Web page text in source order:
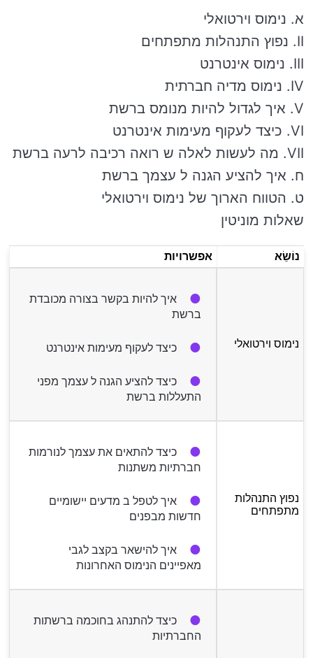
א. נימוס וירטואלי
II. נפוץ התנהלות מתפתחים
III. נימוס אינטרנט
IV. נימוס מדיה חברתית
V. איך לגדול להיות מנומס ברשת
VI. כיצד לעקוף מעימות אינטרנט
VII. מה לעשות לאלה ש רואה רכיבה לרעה ברשת
ח. איך להציע הגנה ל עצמך ברשת
ט. הטווח הארוך של נימוס וירטואלי
שאלות מוניטין
נוֹשֵׂא אפשרויות
נימוס וירטואלי
איך להיות בקשר בצורה מכובדת
ברשת
כיצד לעקוף מעימות אינטרנט
כיצד להציע הגנה ל עצמך מפני
התעללות ברשת
נפוץ התנהלות
מתפתחים
כיצד להתאים את עצמך לנורמות
חברתיות משתנות
איך לטפל ב מדעים יישומיים
חדשות מבפנים
איך להישאר בקצב לגבי
מאפיינים הנימוס האחרונות
כיצד להתנהג בחוכמה ברשתות
החברתיות